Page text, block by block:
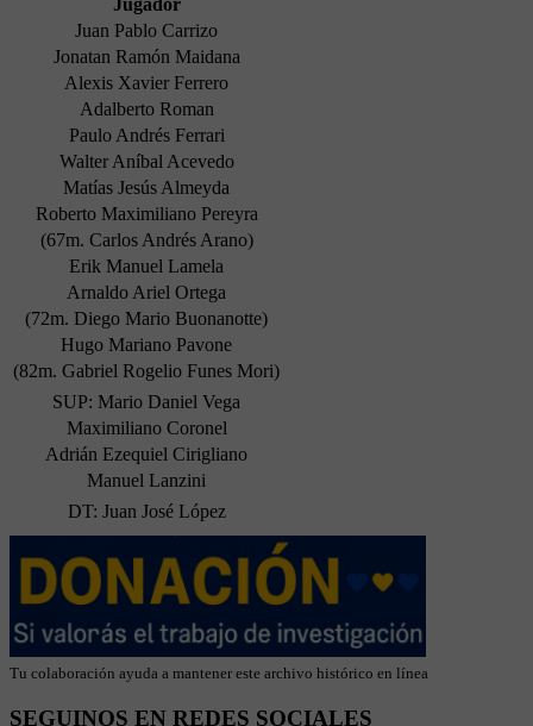
Jugador
Juan Pablo Carrizo
Jonatan Ramón Maidana
Alexis Xavier Ferrero
Adalberto Roman
Paulo Andrés Ferrari
Walter Aníbal Acevedo
Matías Jesús Almeyda
Roberto Maximiliano Pereyra
(67m. Carlos Andrés Arano)
Erik Manuel Lamela
Arnaldo Ariel Ortega
(72m. Diego Mario Buonanotte)
Hugo Mariano Pavone
(82m. Gabriel Rogelio Funes Mori)
SUP: Mario Daniel Vega
Maximiliano Coronel
Adrián Ezequiel Cirigliano
Manuel Lanzini
DT: Juan José López
Tu colaboración ayuda a mantener este archivo histórico en línea
SEGUINOS EN REDES SOCIALES